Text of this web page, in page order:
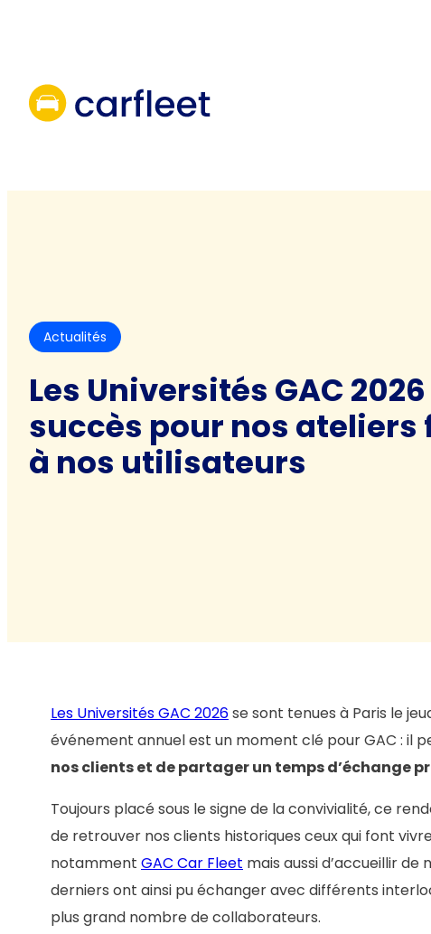
Actualités
Les Universités GAC
succès pour nos ateliers
à nos utilisateurs
Les Universités GAC 2026se sont tenues à Paris le
événement annuel est un moment clé pour GAC : il
nos clients et de partager un temps d’échange
Toujours placé sous le signe de la convivialité, ce
de retrouver nos clients historiques ceux qui font
notamment GAC Car Fleet mais aussi d’accueillir de
derniers ont ainsi pu échanger avec différents
plus grand nombre de collaborateurs.